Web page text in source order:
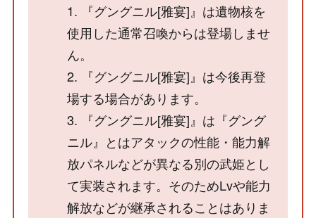
1. 『グングニル[雅宴]』は遺物核を
使用した通常召喚からは登場しませ
ん。
2. 『グングニル[雅宴]』は今後再登
場する場合があります。
3. 『グングニル[雅宴]』は『グング
ニル』とはアタックの性能・能力解
放パネルなどが異なる別の武姫とし
て実装されます。そのためLvや能力
解放などが継承されることはありま